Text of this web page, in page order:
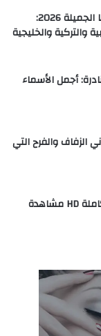
أحدث أسماء البنات ومعانيها الجميلة 2026:
والتركية والخليجية
أجمل الأسماء
أحدث أغاني الزفاف والفرح التي
جميع حلقات صحاب الأرض كاملة HD مشاهدة